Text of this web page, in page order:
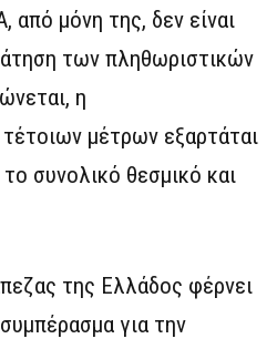
μόνη της, δεν είναι
των πληθωριστικών
η
μέτρων εξαρτάται
συνολικό θεσμικό και
της Ελλάδος φέρνει
για την